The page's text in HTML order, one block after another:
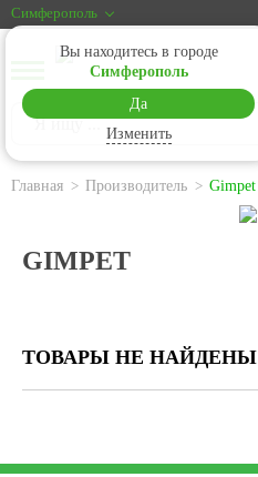
Симферополь
Вы находитесь в городе
Симферополь
Да
Изменить
Главная Производитель Gimpet
GIMPET
ТОВАРЫ НЕ НАЙДЕНЫ